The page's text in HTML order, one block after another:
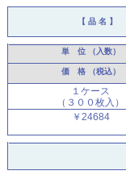
【 品 名 】
単 位（入数）
価 格（税込）
１ケース
（３００枚入）
￥24684